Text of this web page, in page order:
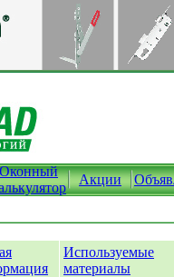
Оконный
Акции
Используемые
материалы